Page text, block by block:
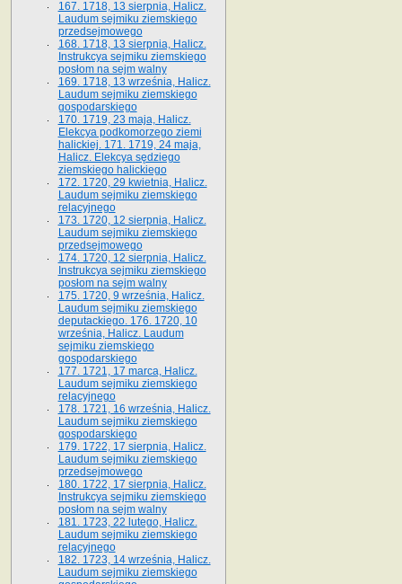
167. 1718, 13 sierpnia, Halicz.
Laudum sejmiku ziemskiego
przedsejmowego
168. 1718, 13 sierpnia, Halicz.
Instrukcya sejmiku ziemskiego
posłom na sejm walny
169. 1718, 13 września, Halicz.
Laudum sejmiku ziemskiego
gospodarskiego
170. 1719, 23 maja, Halicz.
Elekcya podkomorzego ziemi
halickiej. 171. 1719, 24 maja,
Halicz. Elekcya sędziego
ziemskiego halickiego
172. 1720, 29 kwietnia, Halicz.
Laudum sejmiku ziemskiego
relacyjnego
173. 1720, 12 sierpnia, Halicz.
Laudum sejmiku ziemskiego
przedsejmowego
174. 1720, 12 sierpnia, Halicz.
Instrukcya sejmiku ziemskiego
posłom na sejm walny
175. 1720, 9 września, Halicz.
Laudum sejmiku ziemskiego
deputackiego. 176. 1720, 10
września, Halicz. Laudum
sejmiku ziemskiego
gospodarskiego
177. 1721, 17 marca, Halicz.
Laudum sejmiku ziemskiego
relacyjnego
178. 1721, 16 września, Halicz.
Laudum sejmiku ziemskiego
gospodarskiego
179. 1722, 17 sierpnia, Halicz.
Laudum sejmiku ziemskiego
przedsejmowego
180. 1722, 17 sierpnia, Halicz.
Instrukcya sejmiku ziemskiego
posłom na sejm walny
181. 1723, 22 lutego, Halicz.
Laudum sejmiku ziemskiego
relacyjnego
182. 1723, 14 września, Halicz.
Laudum sejmiku ziemskiego